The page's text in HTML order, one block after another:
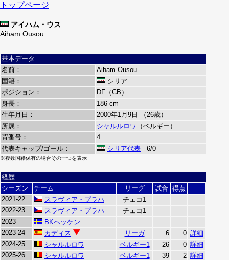
トップページ
アイハム・ウス
Aiham Ousou
基本データ
名前：
Aiham Ousou
国籍：
シリア
ポジション：
DF（CB）
身長：
186 cm
生年月日：
2000年1月9日 （26歳）
所属：
シャルルロワ
（ベルギー）
背番号：
4
代表キャップ/ゴール：
シリア代表 6/0
※複数国籍保有の場合その一つを表示
経歴
シーズン
チーム リーグ 試合 得点
2021-22
スラヴィア・プラハ
チェコ1
2022-23
スラヴィア・プラハ
チェコ1
2023
BKヘッケン
2023-24
カディス リーガ 6 0 詳細
2024-25
シャルルロワ ベルギー1 26 0 詳細
2025-26
シャルルロワ ベルギー1 39 2 詳細